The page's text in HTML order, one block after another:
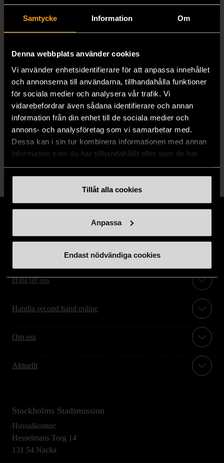
Samtycke Information Om
Denna webbplats använder cookies
Vi använder enhetsidentifierare för att anpassa innehållet
och annonserna till användarna, tillhandahålla funktioner
för sociala medier och analysera vår trafik. Vi
vidarebefordrar även sådana identifierare och annan
information från din enhet till de sociala medier och
annons- och analysföretag som vi samarbetar med.
Dessa kan i sin tur kombinera informationen med annan
information som du har tillhandahållit eller som de har
Tillåt alla cookies
Anpassa
Endast nödvändiga cookies
Författare Robert Jordan & Brandon Sanderson
ISBN
978-1-84149-206-3, 978-1-84149-
Skick Mycket gott skick
Produkten är sparsamt använd, är av fin
kvalitet och ska inte ha några skador eller
förslitningar.
Läs mer om hur vi bedömer
Hitta till oss
Handla second hand online
Om oss
Aktuellt
Stockholms Stadsmission
Huvudkontor:
Hesselmans Torg 14
131 54 Nacka